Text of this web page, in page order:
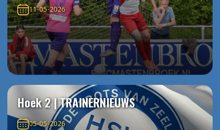
11-05-2026
Hoek 2 | TRAINERNIEUWS
05-05-2026